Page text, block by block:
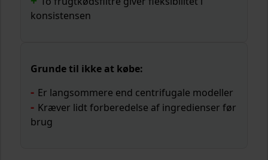
konsistensen
Grunde til ikke at købe:
Er langsommere end centrifugale modeller
Kræver lidt forberedelse af ingredienser før
brug